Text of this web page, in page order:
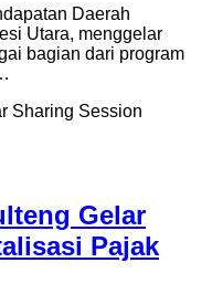
Daerah
Utara, menggelar
bagian dari program
Gelar
Pajak